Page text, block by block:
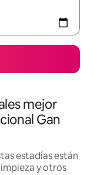
mejor
Gan
estadías están
y otros